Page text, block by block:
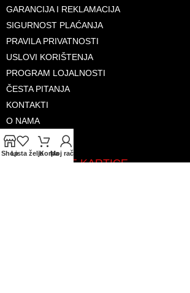
GARANCIJA I REKLAMACIJA
SIGURNOST PLAĆANJA
PRAVILA PRIVATNOSTI
USLOVI KORIŠTENJA
PROGRAM LOJALNOSTI
ČESTA PITANJA
KONTAKTI
O NAMA
PRIHVAĆENE KARTICE
ShopLista željaKorpaMoj račun